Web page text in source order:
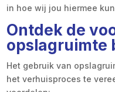
in hoe wij jou hiermee
Ontdek de
opslagruimte
Het gebruik van
het verhuisproces te